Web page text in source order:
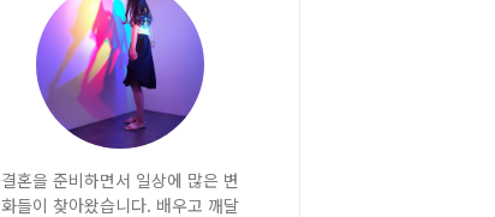
결혼을 준비하면서 일상에 많은 변
화들이 찾아왔습니다. 배우고 깨달